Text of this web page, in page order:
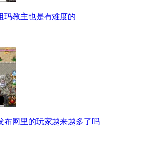
玛教主也是有难度的
布网里的玩家越来越多了吗